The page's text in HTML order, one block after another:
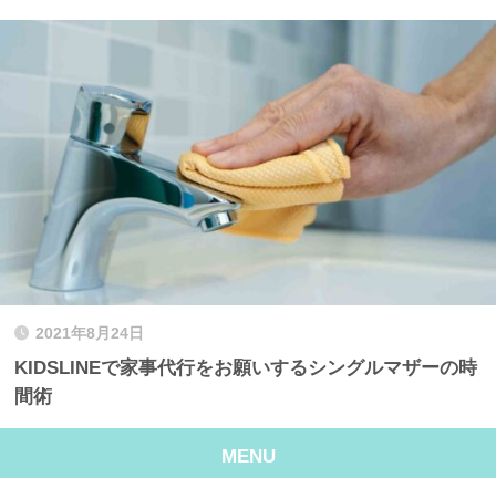
2021年8月24日
KIDSLINEで家事代行をお願いするシングルマザーの時
間術
MENU